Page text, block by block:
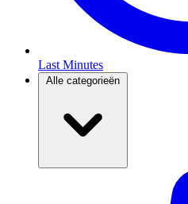
Last Minutes
Alle categorieën